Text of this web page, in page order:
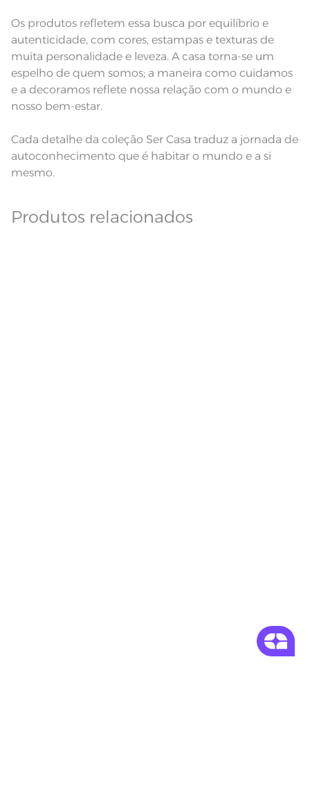
Os produtos refletem essa busca por equilíbrio e
autenticidade, com cores, estampas e texturas de
muita personalidade e leveza. A casa torna-se um
espelho de quem somos; a maneira como cuidamos
e a decoramos reflete nossa relação com o mundo e
nosso bem-estar.
Cada detalhe da coleção Ser Casa traduz a jornada de
autoconhecimento que é habitar o mundo e a si
mesmo.
Produtos relacionados